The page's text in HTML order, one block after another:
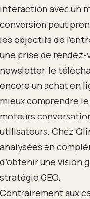
interaction avec un
conversion peut
les objectifs de
une prise de rendez-
newsletter, le
encore un achat en
mieux comprendre
moteurs
utilisateurs. Chez
analysées en
d’obtenir une vision
stratégie GEO.
Contrairement aux